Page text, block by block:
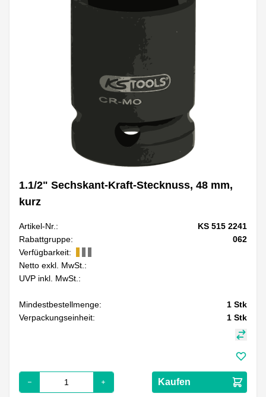
1.1/2" Sechskant-Kraft-Stecknuss, 48 mm,
kurz
Artikel-Nr.:
KS 515 2241
Rabattgruppe:
062
Verfügbarkeit:
Netto exkl. MwSt.:
UVP inkl. MwSt.:
Mindestbestellmenge: 1 Stk
Verpackungseinheit:
1 Stk
Kaufen